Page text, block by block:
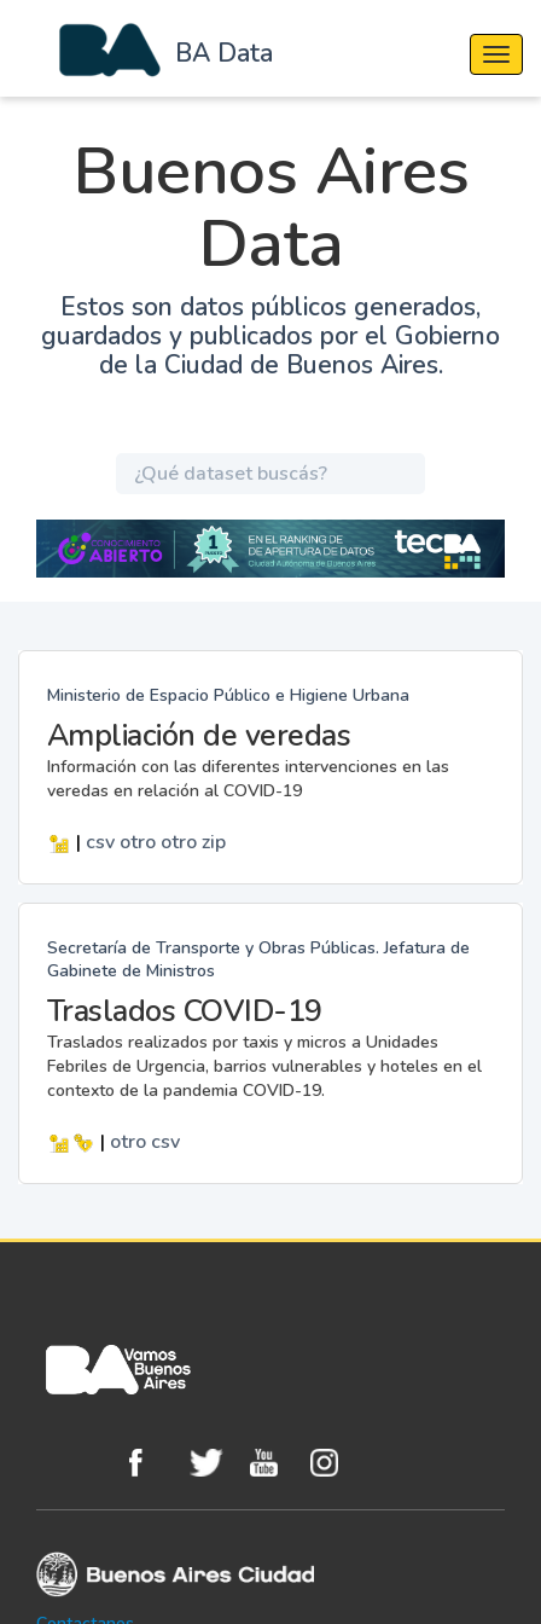
BA Data
Buenos Aires
Data
Estos son datos públicos generados,
guardados y publicados por el Gobierno
de la Ciudad de Buenos Aires.
Ministerio de Espacio Público e Higiene Urbana
Ampliación de veredas
Información con las diferentes intervenciones en las
veredas en relación al COVID-19
| csv otro otro zip
Secretaría de Transporte y Obras Públicas. Jefatura de
Gabinete de Ministros
Traslados COVID-19
Traslados realizados por taxis y micros a Unidades
Febriles de Urgencia, barrios vulnerables y hoteles en el
contexto de la pandemia COVID-19.
| otro csv